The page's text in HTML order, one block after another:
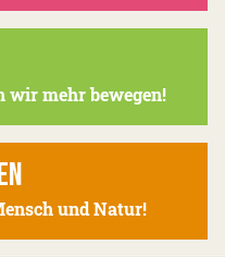
wir mehr bewegen!
und Natur!